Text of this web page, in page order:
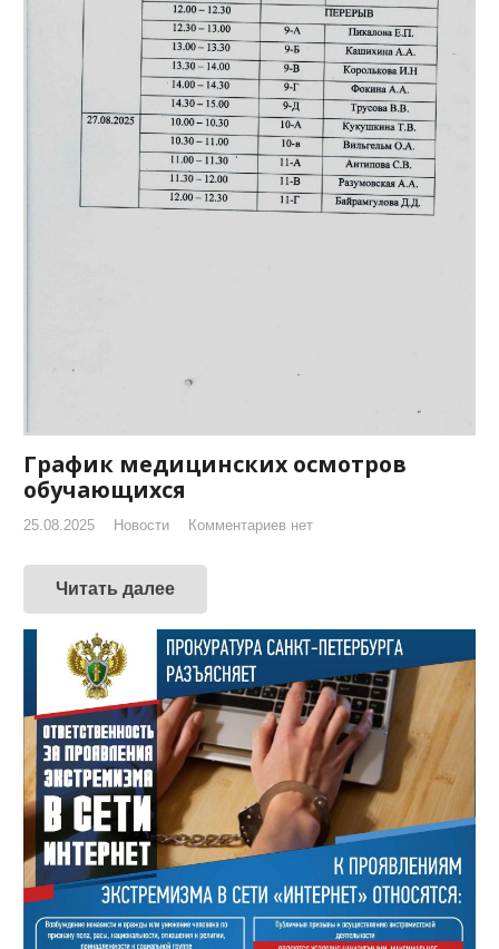
График медицинских осмотров
обучающихся
25.08.2025 Новости Комментариев нет
Читать далее